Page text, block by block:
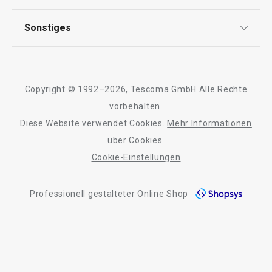
Kontaktformular
Qualität
Sonstiges
Barrierefreiheit
Copyright © 1992–2026, Tescoma GmbH Alle Rechte
vorbehalten.
Diese Website verwendet Cookies.
Mehr Informationen
über Cookies.
Cookie-Einstellungen
Professionell gestalteter Online Shop